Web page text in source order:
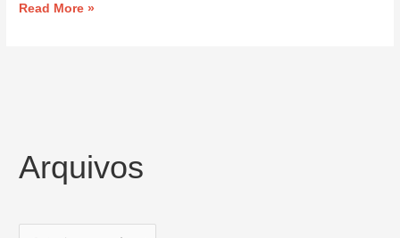
Read More »
Arquivos